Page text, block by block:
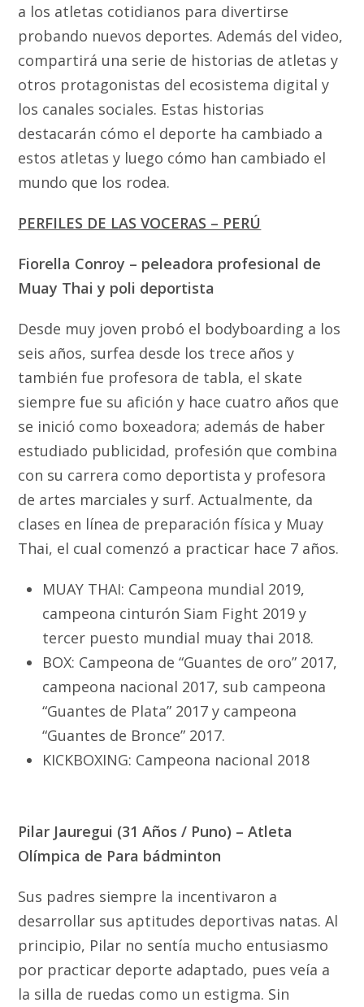
a los atletas cotidianos para divertirse
probando nuevos deportes. Además del video,
compartirá una serie de historias de atletas y
otros protagonistas del ecosistema digital y
los canales sociales. Estas historias
destacarán cómo el deporte ha cambiado a
estos atletas y luego cómo han cambiado el
mundo que los rodea.
PERFILES DE LAS VOCERAS – PERÚ
Fiorella Conroy – peleadora profesional de
Muay Thai y poli deportista
Desde muy joven probó el bodyboarding a los
seis años, surfea desde los trece años y
también fue profesora de tabla, el skate
siempre fue su afición y hace cuatro años que
se inició como boxeadora; además de haber
estudiado publicidad, profesión que combina
con su carrera como deportista y profesora
de artes marciales y surf. Actualmente, da
clases en línea de preparación física y Muay
Thai, el cual comenzó a practicar hace 7 años.
MUAY THAI: Campeona mundial 2019,
campeona cinturón Siam Fight 2019 y
tercer puesto mundial muay thai 2018.
BOX: Campeona de “Guantes de oro” 2017,
campeona nacional 2017, sub campeona
“Guantes de Plata” 2017 y campeona
“Guantes de Bronce” 2017.
KICKBOXING: Campeona nacional 2018
Pilar Jauregui (31 Años / Puno) – Atleta
Olímpica de Para bádminton
Sus padres siempre la incentivaron a
desarrollar sus aptitudes deportivas natas. Al
principio, Pilar no sentía mucho entusiasmo
por practicar deporte adaptado, pues veía a
la silla de ruedas como un estigma. Sin